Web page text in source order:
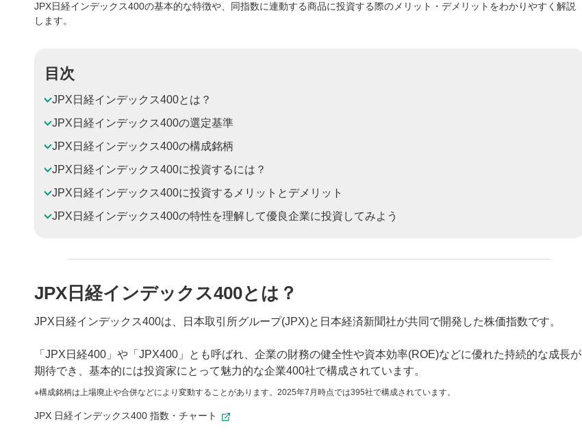
JPX日経インデックス400の基本的な特徴や、同指数に連動する商品に投資する際のメリット・デメリットをわかりやすく解説
します。
目次
JPX日経インデックス400とは？
JPX日経インデックス400の選定基準
JPX日経インデックス400の構成銘柄
JPX日経インデックス400に投資するには？
JPX日経インデックス400に投資するメリットとデメリット
JPX日経インデックス400の特性を理解して優良企業に投資してみよう
JPX日経インデックス400とは？
JPX日経インデックス400は、日本取引所グループ(JPX)と日本経済新聞社が共同で開発した株価指数です。
「JPX日経400」や「JPX400」とも呼ばれ、企業の財務の健全性や資本効率(ROE)などに優れた持続的な成長が
期待でき、基本的には投資家にとって魅力的な企業400社で構成されています。
構成銘柄は上場廃止や合併などにより変動することがあります。2025年7月時点では395社で構成されています。
JPX 日経インデックス400 指数・チャート